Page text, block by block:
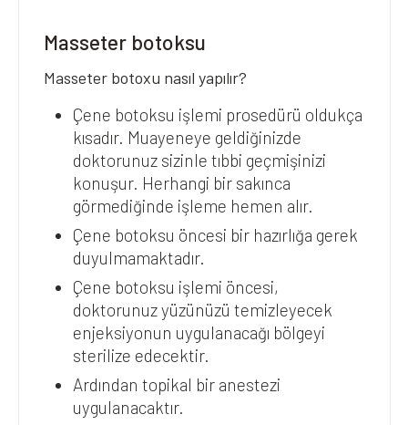
Masseter botoksu
Masseter botoxu nasıl yapılır?
Çene botoksu işlemi prosedürü oldukça
kısadır. Muayeneye geldiğinizde
doktorunuz sizinle tıbbi geçmişinizi
konuşur. Herhangi bir sakınca
görmediğinde işleme hemen alır.
Çene botoksu öncesi bir hazırlığa gerek
duyulmamaktadır.
Çene botoksu işlemi öncesi,
doktorunuz yüzünüzü temizleyecek
enjeksiyonun uygulanacağı bölgeyi
sterilize edecektir.
Ardından topikal bir anestezi
uygulanacaktır.